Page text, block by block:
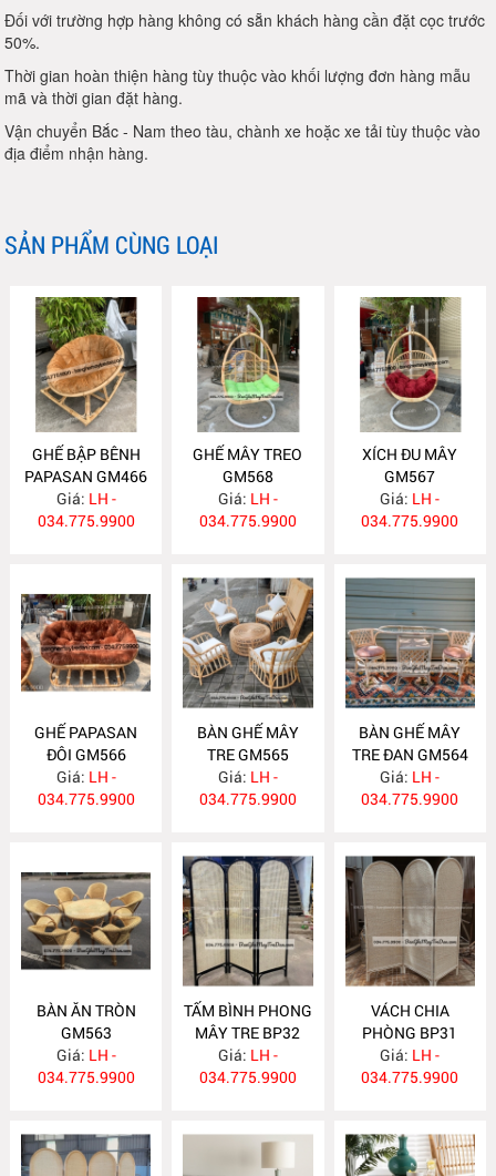
Đối với trường hợp hàng không có sẵn khách hàng cần đặt cọc trước
50%.
Thời gian hoàn thiện hàng tùy thuộc vào khối lượng đơn hàng mẫu
mã và thời gian đặt hàng.
Vận chuyển Bắc - Nam theo tàu, chành xe hoặc xe tải tùy thuộc vào
địa điểm nhận hàng.
SẢN PHẨM CÙNG LOẠI
GHẾ BẬP BÊNH
PAPASAN GM466
Giá: LH -
034.775.9900
GHẾ MÂY TREO
GM568
Giá: LH -
034.775.9900
XÍCH ĐU MÂY
GM567
Giá: LH -
034.775.9900
GHẾ PAPASAN
ĐÔI GM566
Giá: LH -
034.775.9900
BÀN GHẾ MÂY
TRE GM565
Giá: LH -
034.775.9900
BÀN GHẾ MÂY
TRE ĐAN GM564
Giá: LH -
034.775.9900
BÀN ĂN TRÒN
GM563
Giá: LH -
034.775.9900
TẤM BÌNH PHONG
MÂY TRE BP32
Giá: LH -
034.775.9900
VÁCH CHIA
PHÒNG BP31
Giá: LH -
034.775.9900